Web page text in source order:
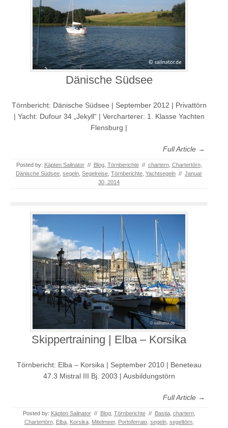
Dänische Südsee
Törnbericht: Dänische Südsee | September 2012 | Privattörn
| Yacht: Dufour 34 „Jekyll“ | Vercharterer: 1. Klasse Yachten
Flensburg |
Full Article →
Posted by: Käpten Sailnator // Blog, Törnberichte // chartern, Chartertörn,
Dänische Südsee segeln Segelreise Törnberichte Yachtsegeln // Januar
30, 2014
Skippertraining | Elba – Korsika
Törnbericht: Elba – Korsika | September 2010 | Beneteau
47.3 Mistral III Bj. 2003 | Ausbildungstörn
Full Article →
Posted by: Käpten Sailnator // Blog, Törnberichte // Bastia, chartern,
Chartertörn, Elba, Korsika, Mitelmeer, Portoferraio, segeln, segeltörn,